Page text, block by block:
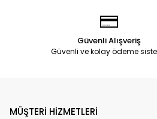
Güvenli Alışveriş
Güvenli ve kolay ödeme
MÜŞTERİ HİZMETLERİ